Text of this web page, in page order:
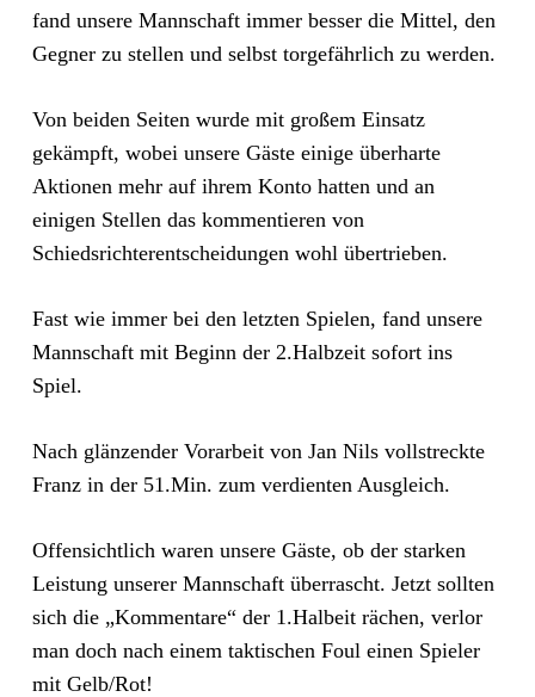
fand unsere Mannschaft immer besser die Mittel, den
Gegner zu stellen und selbst torgefährlich zu werden.
Von beiden Seiten wurde mit großem Einsatz
gekämpft, wobei unsere Gäste einige überharte
Aktionen mehr auf ihrem Konto hatten und an
einigen Stellen das kommentieren von
Schiedsrichterentscheidungen wohl übertrieben.
Fast wie immer bei den letzten Spielen, fand unsere
Mannschaft mit Beginn der 2.Halbzeit sofort ins
Spiel.
Nach glänzender Vorarbeit von Jan Nils vollstreckte
Franz in der 51.Min. zum verdienten Ausgleich.
Offensichtlich waren unsere Gäste, ob der starken
Leistung unserer Mannschaft überrascht. Jetzt sollten
sich die „Kommentare“ der 1.Halbeit rächen, verlor
man doch nach einem taktischen Foul einen Spieler
mit Gelb/Rot!